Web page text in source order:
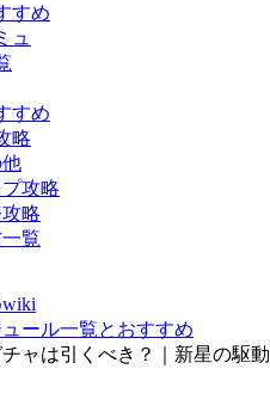
すめ
ュ
すめ
略
攻略
略
覧
ール一覧とおすすめ
ャは引くべき？｜新星の駆動